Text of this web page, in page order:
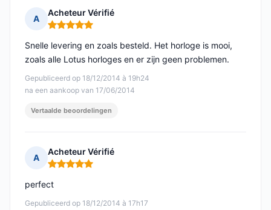
A
Acheteur Vérifié
Opmerking: 5 van 5
Gepubliceerd op 18/12/2014 à 19h24
na een aankoop van 17/06/2014
Snelle levering en zoals besteld. Het horloge is mooi,
zoals alle Lotus horloges en er zijn geen problemen.
Vertaalde beoordelingen
A
Acheteur Vérifié
Opmerking: 5 van 5
Gepubliceerd op 18/12/2014 à 17h17
perfect